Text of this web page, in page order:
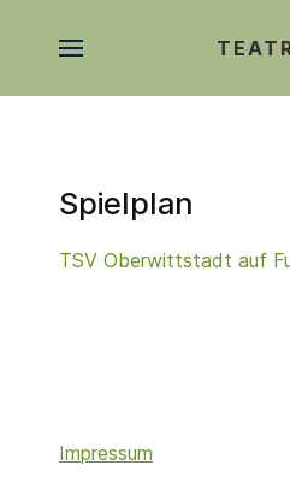
Spielplan
TSV Oberwittstadt auf
Impressum